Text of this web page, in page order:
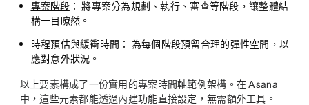
專案階段： 將專案分為規劃、執行、審查等階段，讓整體結
構一目瞭然。
時程預估與緩衝時間：
為每個階段預留合理的彈性空間，以
應對意外狀況。
以上要素構成了一份實用的專案時間軸範例架構。在 Asana
中，這些元素都能透過內建功能直接設定，無需額外工具。